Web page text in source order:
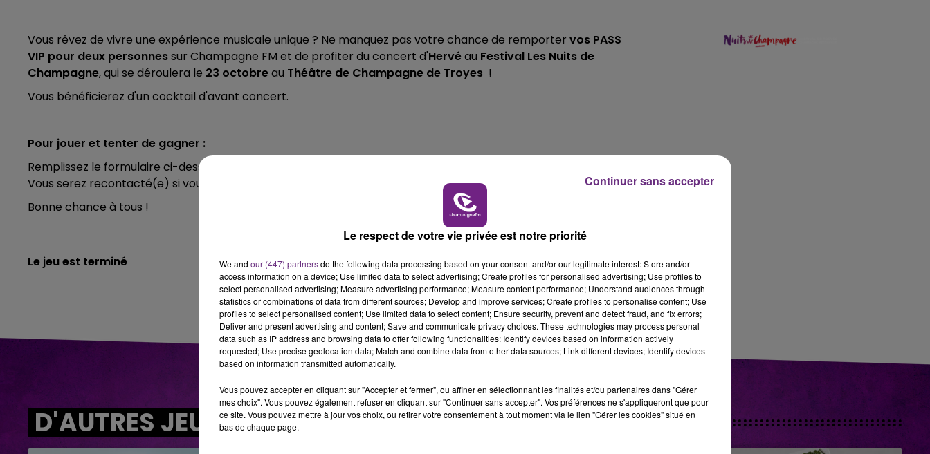
16h00 - 20h00
END CHAMPAGNE FM
7h00 - 11h00
BEST OF
Vous rêvez de vivre une expérience musicale unique ? Ne manquez pas votre chance de remporter vos PASS
VIP pour deux personnessur Champagne FM et de profiter du concert d'Hervéau Festival Les Nuits de
Champagne, qui se déroulera le 23 octobreau Théâtre de Champagne de Troyes !
Vous bénéficierez d'un cocktail d'avant concert.
Pour jouer et tenter de gagner :
Remplissez le formulaire ci-dessous.
Vous serez recontacté(e) si vous avez gagné.
Bonne chance à tous !
Le jeu est terminé
D'AUTRES JEUX
Le respect de votre vie privée est notre priorité
We and our (447) partnersdo the following data processing based on your consent and/or our legitimate interest: Store and/or
access information on a device; Use limited data to select advertising; Create profiles for personalised advertising; Use profiles to
select personalised advertising; Measure advertising performance; Measure content performance; Understand audiences through
statistics or combinations of data from different sources; Develop and improve services; Create profiles to personalise content; Use
profiles to select personalised content; Use limited data to select content; Ensure security, prevent and detect fraud, and fix errors;
Deliver and present advertising and content; Save and communicate privacy choices. These technologies may process personal
data such as IP address and browsing data to offer following functionalities: Identify devices based on information actively
requested; Use precise geolocation data; Match and combine data from other data sources; Link different devices; Identify devices
based on information transmitted automatically.
Vous pouvez accepter en cliquant sur "Accepter et fermer", ou affiner en sélectionnant les finalités et/ou partenaires dans "Gérer
mes choix". Vous pouvez également refuser en cliquant sur "Continuer sans accepter". Vos préférences ne s'appliqueront que pour
ce site. Vous pouvez mettre à jour vos choix, ou retirer votre consentement à tout moment via le lien "Gérer les cookies" situé en
bas de chaque page.
Continuer sans accepter